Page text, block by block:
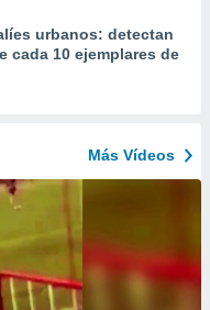
urbanos: detectan
cada 10 ejemplares de
Más Vídeos